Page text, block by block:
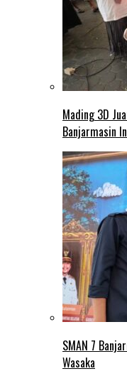
Mading 3D
Banjarmasin
SMAN 7
Wasaka